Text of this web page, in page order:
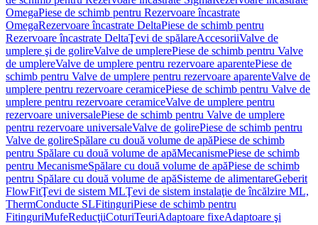
OmegaPiese de schimb pentru Rezervoare încastrate
OmegaRezervoare încastrate DeltaPiese de schimb pentru
Rezervoare încastrate DeltaŢevi de spălareAccesoriiValve de
umplere şi de golireValve de umplerePiese de schimb pentru Valve
de umplereValve de umplere pentru rezervoare aparentePiese de
schimb pentru Valve de umplere pentru rezervoare aparenteValve de
umplere pentru rezervoare ceramicePiese de schimb pentru Valve de
umplere pentru rezervoare ceramiceValve de umplere pentru
rezervoare universalePiese de schimb pentru Valve de umplere
pentru rezervoare universaleValve de golirePiese de schimb pentru
Valve de golireSpălare cu două volume de apăPiese de schimb
pentru Spălare cu două volume de apăMecanismePiese de schimb
pentru MecanismeSpălare cu două volume de apăPiese de schimb
pentru Spălare cu două volume de apăSisteme de alimentareGeberit
FlowFitŢevi de sistem MLŢevi de sistem instalaţie de încălzire ML,
ThermConducte SLFitinguriPiese de schimb pentru
FitinguriMufeReducţiiCoturiTeuriAdaptoare fixeAdaptoare şi